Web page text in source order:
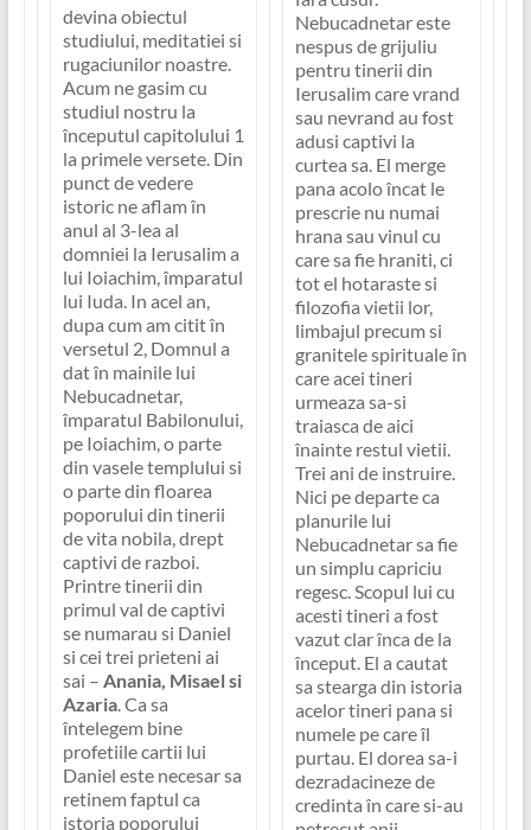
devina obiectul
studiului, meditatiei si
rugaciunilor noastre.
Acum ne gasim cu
studiul nostru la
începutul capitolului 1
la primele versete. Din
punct de vedere
istoric ne aflam în
anul al 3-lea al
domniei la Ierusalim a
lui Ioiachim, împaratul
lui Iuda. In acel an,
dupa cum am citit în
versetul 2, Domnul a
dat în mainile lui
Nebucadnetar,
împaratul Babilonului,
pe Ioiachim, o parte
din vasele templului si
o parte din floarea
poporului din tinerii
de vita nobila, drept
captivi de razboi.
Printre tinerii din
primul val de captivi
se numarau si Daniel
si cei trei prieteni ai
sai – Anania, Misael si
Azaria. Ca sa
întelegem bine
profetiile cartii lui
Daniel este necesar sa
retinem faptul ca
istoria poporului
Nebucadnetar este
nespus de grijuliu
pentru tinerii din
Ierusalim care vrand
sau nevrand au fost
adusi captivi la
curtea sa. El merge
pana acolo încat le
prescrie nu numai
hrana sau vinul cu
care sa fie hraniti, ci
tot el hotaraste si
filozofia vietii lor,
limbajul precum si
granitele spirituale în
care acei tineri
urmeaza sa-si
traiasca de aici
înainte restul vietii.
Trei ani de instruire.
Nici pe departe ca
planurile lui
Nebucadnetar sa fie
un simplu capriciu
regesc. Scopul lui cu
acesti tineri a fost
vazut clar înca de la
început. El a cautat
sa stearga din istoria
acelor tineri pana si
numele pe care îl
purtau. El dorea sa-i
dezradacineze de
credinta în care si-au